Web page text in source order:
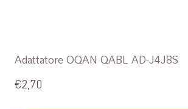
Adattatore OQAN QABL AD-J4J8S
€2,70